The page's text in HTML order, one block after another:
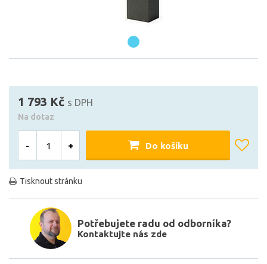
1 793 Kč s DPH
Na dotaz
- + Do košíku
Tisknout stránku
Potřebujete radu od odborníka?
Kontaktujte nás zde